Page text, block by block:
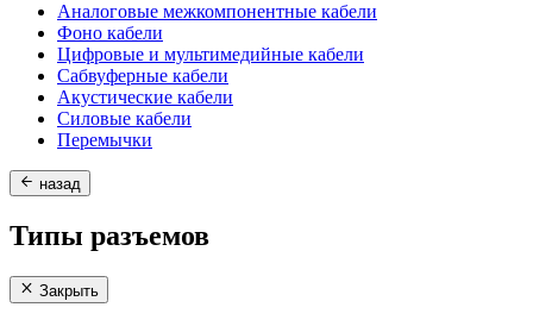
Аналоговые межкомпонентные кабели
Фоно кабели
Цифровые и мультимедийные кабели
Сабвуферные кабели
Акустические кабели
Силовые кабели
Перемычки
назад
Типы разъемов
Закрыть